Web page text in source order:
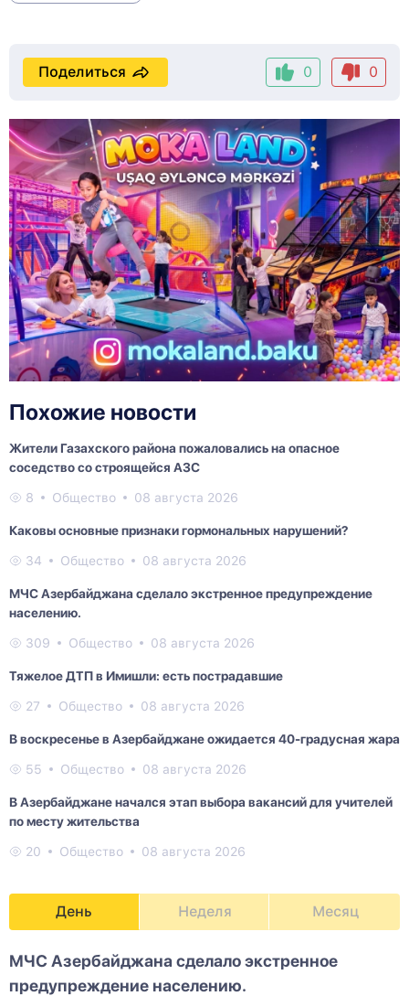
0 0
Поделиться
Похожие новости
Жители Газахского района пожаловались на опасное
соседство со строящейся АЗС
8 Общество 08 августа 2026
Каковы основные признаки гормональных нарушений?
34 Общество 08 августа 2026
МЧС Азербайджана сделало экстренное предупреждение
населению.
309 Общество 08 августа 2026
Тяжелое ДТП в Имишли: есть пострадавшие
27 Общество 08 августа 2026
В воскресенье в Азербайджане ожидается 40-градусная жара
55 Общество 08 августа 2026
В Азербайджане начался этап выбора вакансий для учителей
по месту жительства
20 Общество 08 августа 2026
День Неделя Месяц
МЧС Азербайджана сделало экстренное
предупреждение населению.